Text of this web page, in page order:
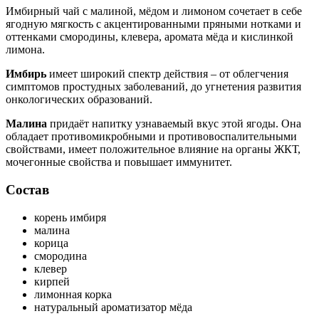
Имбирный чай с малиной, мёдом и лимоном сочетает в себе
ягодную мягкость с акцентированными пряными нотками и
оттенками смородины, клевера, аромата мёда и кислинкой
лимона.
Имбирь имеет широкий спектр действия – от облегчения
симптомов простудных заболеваний, до угнетения развития
онкологических образований.
Малина придаёт напитку узнаваемый вкус этой ягоды. Она
обладает противомикробными и противовоспалительными
свойствами, имеет положительное влияние на органы ЖКТ,
мочегонные свойства и повышает иммунитет.
Состав
корень имбиря
малина
корица
смородина
клевер
кирпей
лимонная корка
натуральный ароматизатор мёда